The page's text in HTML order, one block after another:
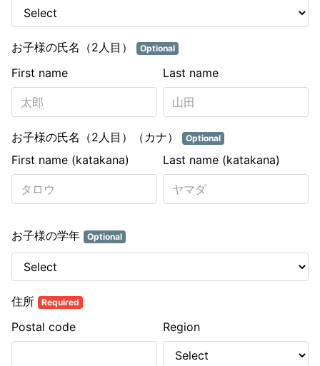
お子様の氏名（2人目） Optional
Last name
First name
お子様の氏名（2人目）（カナ） Optional
Last name (katakana)
First name (katakana)
お子様の学年 Optional
住所 Required
Postal code Region